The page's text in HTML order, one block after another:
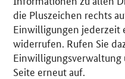
die Pluszeichen rechts
Einwilligungen
widerrufen. Rufen Sie
Einwilligungsverwaltung
Seite erneut auf.